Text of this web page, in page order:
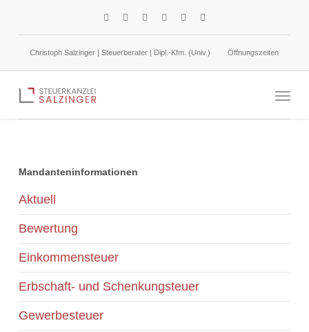
contentChristoph Salzinger | Steuerberater | Dipl.-Kfm. (Univ.) Öffnungszeiten
Menu
Mandanteninformationen
Aktuell
Bewertung
Einkommensteuer
Erbschaft- und Schenkungsteuer
Gewerbesteuer